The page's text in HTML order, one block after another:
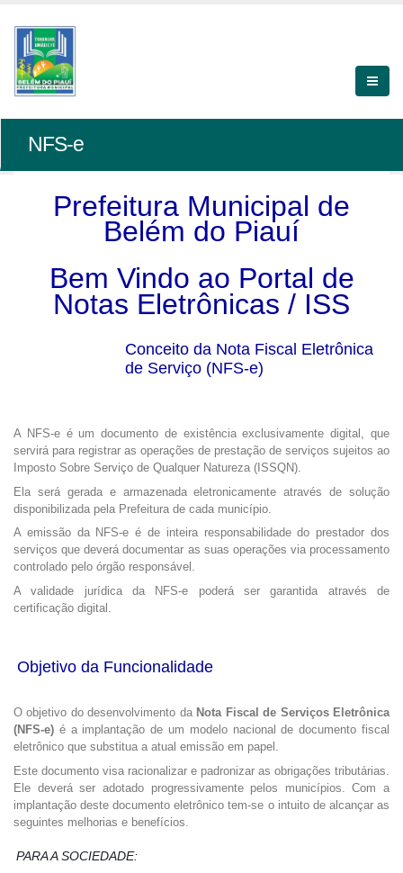
NFS-e
Prefeitura Municipal de
Belém do Piauí
Bem Vindo ao Portal de
Notas Eletrônicas / ISS
Conceito da Nota Fiscal Eletrônica
de Serviço (NFS-e)
A NFS-e é um documento de existência exclusivamente digital, que
servirá para registrar as operações de prestação de serviços sujeitos ao
Imposto Sobre Serviço de Qualquer Natureza (ISSQN).
Ela será gerada e armazenada eletronicamente através de solução
disponibilizada pela Prefeitura de cada município.
A emissão da NFS-e é de inteira responsabilidade do prestador dos
serviços que deverá documentar as suas operações via processamento
controlado pelo órgão responsável.
A validade jurídica da NFS-e poderá ser garantida através de
certificação digital.
Objetivo da Funcionalidade
O objetivo do desenvolvimento da Nota Fiscal de Serviços Eletrônica
(NFS-e) é a implantação de um modelo nacional de documento fiscal
eletrônico que substitua a atual emissão em papel.
Este documento visa racionalizar e padronizar as obrigações tributárias.
Ele deverá ser adotado progressivamente pelos municípios. Com a
implantação deste documento eletrônico tem-se o intuito de alcançar as
seguintes melhorias e benefícios.
PARA A SOCIEDADE: